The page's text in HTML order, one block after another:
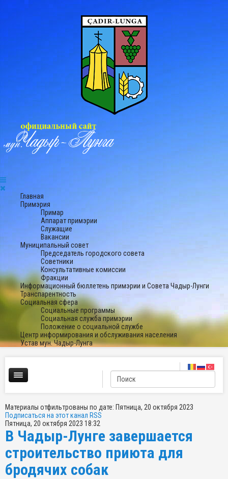
Главная
Примэрия
Примар
Аппарат примэрии
Служащие
Вакансии
Муниципальный совет
Председатель городского совета
Советники
Консультативные комиссии
Фракции
Информационный бюллетень примэрии и Совета Чадыр-Лунги
Транспарентность
Социальная сфера
Социальные программы
Социальная служба примэрии
Положение о социальной службе
Центр информирования и обслуживания населения
Устав мун. Чадыр-Лунга
Материалы отфильтрованы по дате: Пятница, 20 октября 2023
Подписаться на этот канал RSS
Пятница, 20 октября 2023 18:32
В Чадыр-Лунге завершается
строительство приюта для
бродячих собак